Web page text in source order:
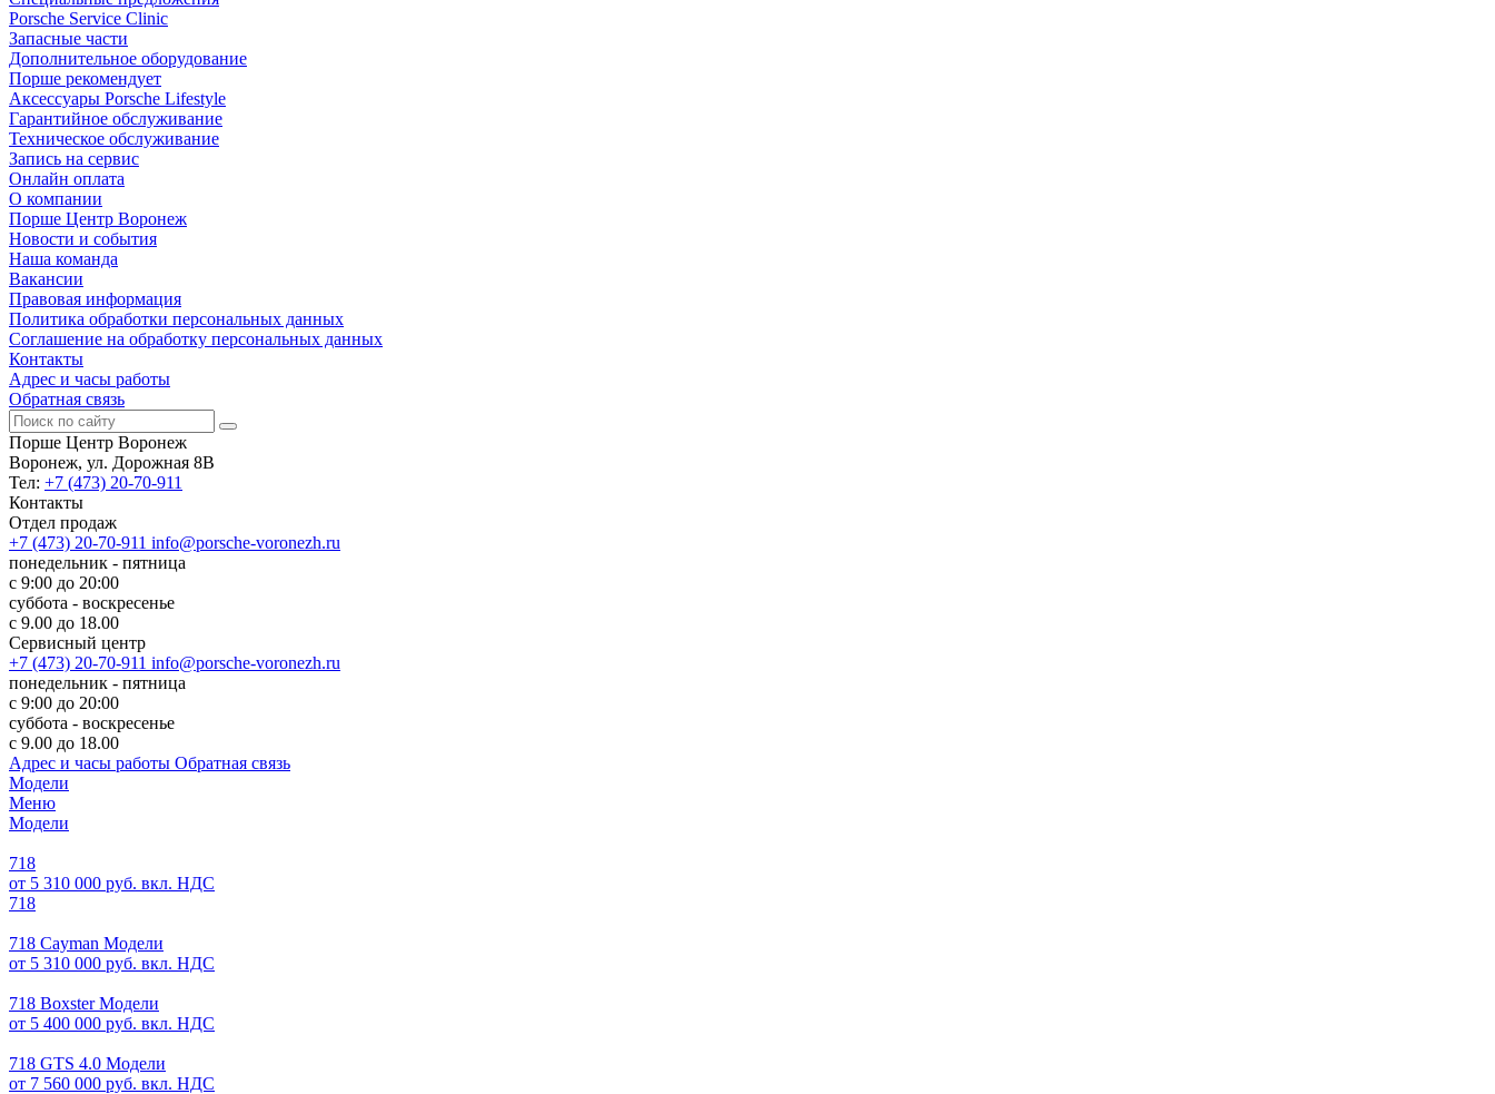
Porsche Service Clinic
Запасные части
Дополнительное оборудование
Порше рекомендует
Аксессуары Porsche Lifestyle
Гарантийное обслуживание
Техническое обслуживание
Запись на сервис
Онлайн оплата
О компании
Порше Центр Воронеж
Новости и события
Наша команда
Вакансии
Правовая информация
Политика обработки персональных данных
Соглашение на обработку персональных данных
Контакты
Адрес и часы работы
Обратная связь
Порше Центр Воронеж
Воронеж, ул. Дорожная 8В
Тел: +7 (473) 20-70-911
Контакты
Отдел продаж
+7 (473) 20-70-911 info@porsche-voronezh.ru
понедельник - пятница
с 9:00 до 20:00
суббота - воскресенье
с 9.00 до 18.00
Сервисный центр
+7 (473) 20-70-911 info@porsche-voronezh.ru
понедельник - пятница
с 9:00 до 20:00
суббота - воскресенье
с 9.00 до 18.00
Адрес и часы работы Обратная связь
Модели
Меню
Модели
718
от 5 310 000 руб. вкл. НДС
718
718 Cayman Модели
от 5 310 000 руб. вкл. НДС
718 Boxster Модели
от 5 400 000 руб. вкл. НДС
718 GTS 4.0 Модели
от 7 560 000 руб. вкл. НДС